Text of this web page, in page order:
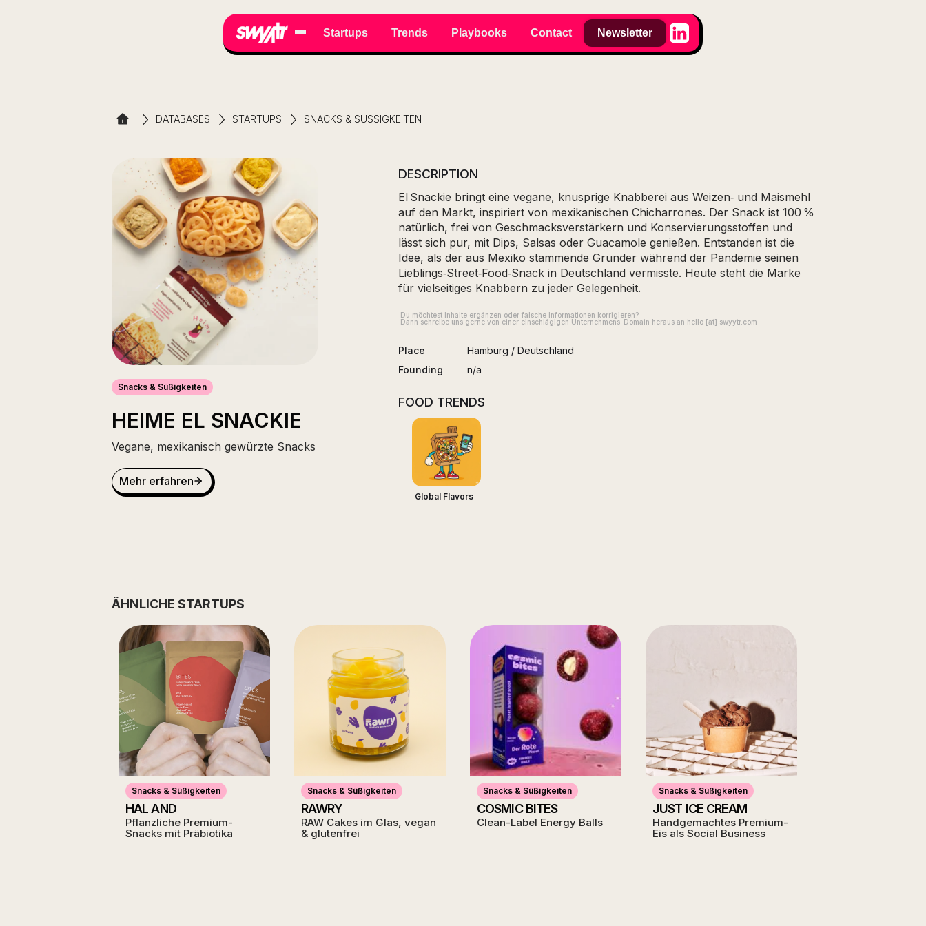
Startups Trends Playbooks Contact Newsletter
DATABASES STARTUPS SNACKS & SÜSSIGKEITEN
Snacks & Süßigkeiten
HEIME EL SNACKIE
Vegane, mexikanisch gewürzte Snacks
Mehr erfahren
DESCRIPTION
El Snackie bringt eine vegane, knusprige Knabberei aus Weizen‑ und Maismehl
auf den Markt, inspiriert von mexikanischen Chicharrones. Der Snack ist 100 %
natürlich, frei von Geschmacksverstärkern und Konservierungsstoffen und
lässt sich pur, mit Dips, Salsas oder Guacamole genießen. Entstanden ist die
Idee, als der aus Mexiko stammende Gründer während der Pandemie seinen
Lieblings‑Street‑Food‑Snack in Deutschland vermisste. Heute steht die Marke
für vielseitiges Knabbern zu jeder Gelegenheit.
Du möchtest Inhalte ergänzen oder falsche Informationen korrigieren?
Dann schreibe uns gerne von einer einschlägigen Unternehmens-Domain heraus an hello [at] swyytr.com
Place Hamburg / Deutschland
Founding
n/a
FOOD TRENDS
Global Flavors
ÄHNLICHE STARTUPS
Snacks & Süßigkeiten
HAL AND
Pflanzliche Premium-
Snacks mit Präbiotika
Snacks & Süßigkeiten
RAWRY
RAW Cakes im Glas, vegan
& glutenfrei
Snacks & Süßigkeiten
COSMIC BITES
Clean-Label Energy Balls
Snacks & Süßigkeiten
JUST ICE CREAM
Handgemachtes Premium-
Eis als Social Business